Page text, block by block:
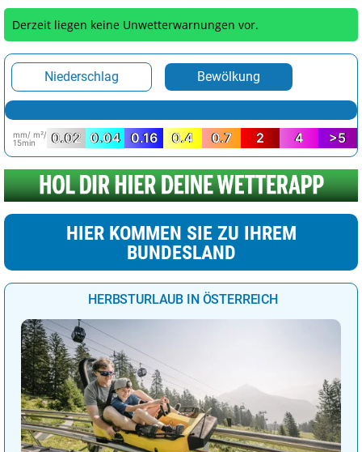
Derzeit liegen keine Unwetterwarnungen vor.
Niederschlag Bewölkung
mm/ m²/
15min
0.02 0.04 0.16 0.4 0.7 2 4 >5
HIER KOMMEN SIE ZU IHREM
BUNDESLAND
HERBSTURLAUB IN ÖSTERREICH